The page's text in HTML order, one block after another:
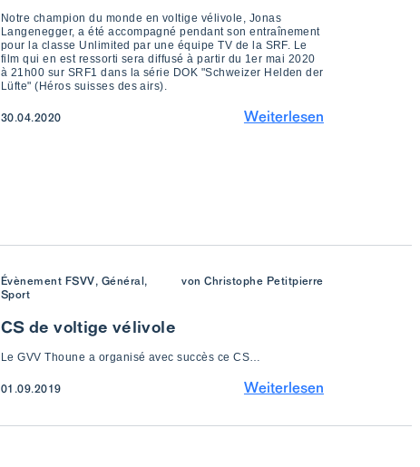
Notre champion du monde en voltige vélivole, Jonas
Langenegger, a été accompagné pendant son entraînement
pour la classe Unlimited par une équipe TV de la SRF. Le
film qui en est ressorti sera diffusé à partir du 1er mai 2020
à 21h00 sur SRF1 dans la série DOK "Schweizer Helden der
Lüfte" (Héros suisses des airs).
30.04.2020 Weiterlesen
Évènement FSVV, Général,
Sport
von Christophe Petitpierre
CS de voltige vélivole
Le GVV Thoune a organisé avec succès ce CS…
01.09.2019 Weiterlesen